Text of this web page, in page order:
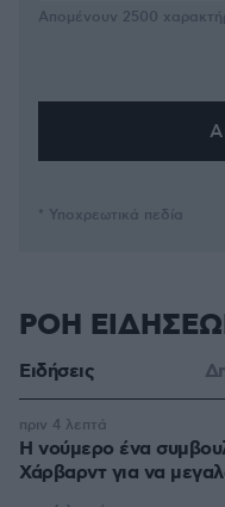
Απομένουν 2500
* Υποχρεωτικά πεδία
ΡΟΗ
Ειδήσεις
Η νούμερο ένα
Χάρβαρντ για να
πριν 4 λεπτά